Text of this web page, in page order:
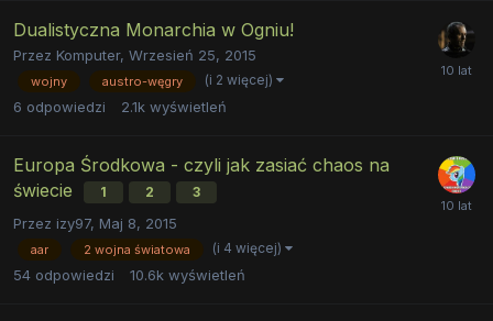
Dualistyczna Monarchia w Ogniu!
Przez Komputer, Wrzesień 25, 2015
wojny austro-węgry (i 2 więcej)
6 odpowiedzi 2.1k wyświetleń
Europa Środkowa - czyli jak zasiać chaos na
świecie
1 2 3
Przez izy97, Maj 8, 2015
aar 2 wojna światowa (i 4 więcej)
54 odpowiedzi 10.6k wyświetleń